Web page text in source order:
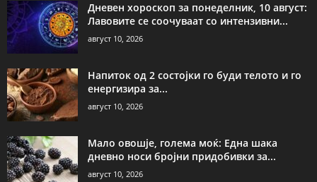
Дневен хороскоп за понеделник, 10 август:
Лавовите се соочуваат со интензивни...
август 10, 2026
Напиток од 2 состојки го буди телото и го
енергизира за...
август 10, 2026
Мало овошје, голема моќ: Една шака
дневно носи бројни придобивки за...
август 10, 2026